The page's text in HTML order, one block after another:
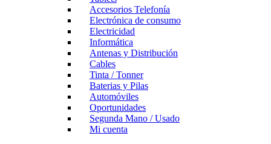
Accesorios Telefonía
Electrónica de consumo
Electricidad
Informática
Antenas y Distribución
Cables
Tinta / Tonner
Baterias y Pilas
Automóviles
Oportunidades
Segunda Mano / Usado
Mi cuenta